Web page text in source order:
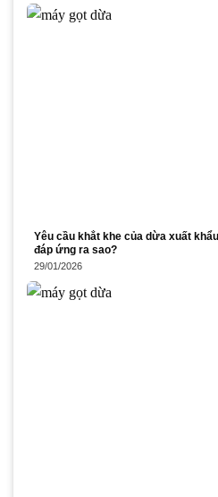
Yêu cầu khắt khe của dừa xuất
đáp ứng ra sao?
29/01/2026